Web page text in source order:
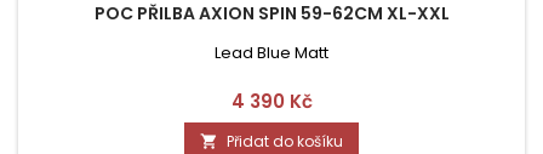
POC PŘILBA AXION SPIN 59-62CM XL-XXL
Lead Blue Matt
Cena
4 390 Kč
 Přidat do košíku